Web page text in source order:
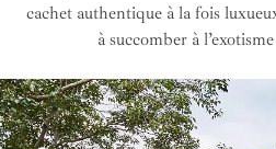
cachet authentique à la fois
à succomber à